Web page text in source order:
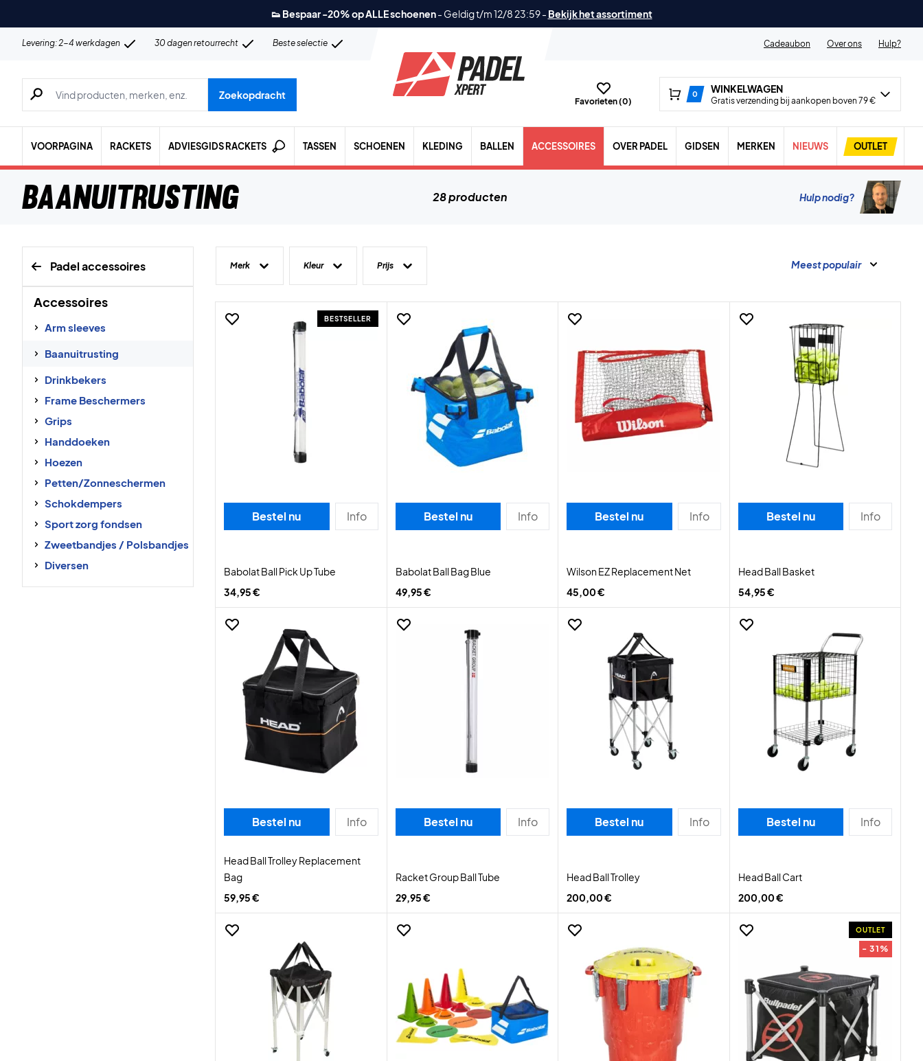
👟 Bespaar -20% op ALLE schoenen- Geldig t/m 12/8 23:59- Bekijk het assortiment
Levering: 2-4 werkdagen 30 dagen retourrecht Beste selectie Cadeaubon Over ons Hulp?
Zoeken naar producten, merken etc.
Zoekopdracht
Favorieten (0)
0 WINKELWAGEN
Gratis verzending bij aankopen boven 79 €
VOORPAGINA RACKETS ADVIESGIDS RACKETS TASSEN SCHOENEN KLEDING BALLEN ACCESSOIRES OVER PADEL GIDSEN MERKEN NIEUWS OUTLET
Baanuitrusting 28 producten Hulp nodig?
Padel accessoires
Accessoires
Arm sleeves
Baanuitrusting
Drinkbekers
Frame Beschermers
Grips
Handdoeken
Hoezen
Petten/Zonneschermen
Schokdempers
Sport zorg fondsen
Zweetbandjes / Polsbandjes
Diversen
Merk Kleur Prijs Meest populair
BESTSELLER
Bestel nu Info
Babolat Ball Pick Up Tube
34,95 €
Bestel nu Info
Babolat Ball Bag Blue
49,95 €
Bestel nu Info
Wilson EZ Replacement Net
45,00 €
Bestel nu Info
Head Ball Basket
54,95 €
Bestel nu Info
Head Ball Trolley Replacement
Bag
59,95 €
Bestel nu Info
Racket Group Ball Tube
29,95 €
Bestel nu Info
Head Ball Trolley
200,00 €
Bestel nu Info
Head Ball Cart
200,00 €
OUTLET
- 31%